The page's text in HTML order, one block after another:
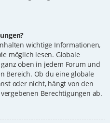
wichtige Informationen,
möglich lesen. Globale
oben in jedem Forum und
Bereich. Ob du eine globale
oder nicht, hängt von den
Berechtigungen ab.